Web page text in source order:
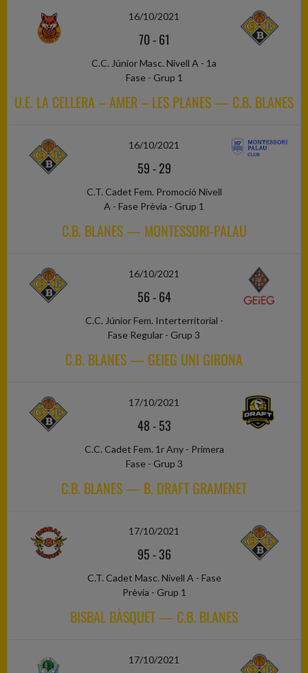
16/10/2021
70-61
C.C. Júnior Masc. Nivell A - 1a
Fase - Grup 1
U.E. LA CELLERA – AMER – LES PLANES — C.B. BLANES
16/10/2021
59-29
C.T. Cadet Fem. Promoció Nivell
A - Fase Prèvia - Grup 1
C.B. BLANES — MONTESSORI-PALAU
16/10/2021
56-64
C.C. Júnior Fem. Interterritorial -
Fase Regular - Grup 3
C.B. BLANES — GEIEG UNI GIRONA
17/10/2021
48-53
C.C. Cadet Fem. 1r Any - Primera
Fase - Grup 3
C.B. BLANES — B. DRAFT GRAMENET
17/10/2021
95-36
C.T. Cadet Masc. Nivell A - Fase
Prèvia - Grup 1
BISBAL BÀSQUET — C.B. BLANES
17/10/2021